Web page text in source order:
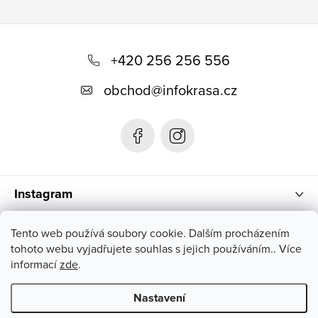
Tento web používá soubory cookie. Dalším procházením
tohoto webu vyjadřujete souhlas s jejich používáním.. Více
informacízde.
Nastavení
Instagram
+420 256 256 556
obchod@infokrasa.cz
Informace pro vás